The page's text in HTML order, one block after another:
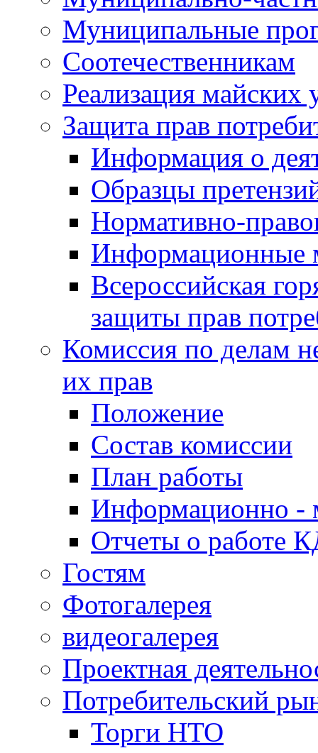
Муниципальные
Соотечественникам
Реализация майских
Защита прав
Информация о
Образцы
Нормативно-
Информационные
Всероссийская
защиты прав
Комиссия по делам
их прав
Положение
Состав комиссии
План работы
Информационно -
Отчеты о работе
Гостям
Фотогалерея
видеогалерея
Проектная
Потребительский
Торги НТО